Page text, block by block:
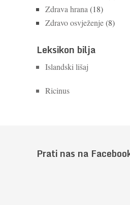
Zdrava hrana (18)
Zdravo osvježenje(8)
Leksikon bilja
Islandski lišaj
Ricinus
Prati nas na